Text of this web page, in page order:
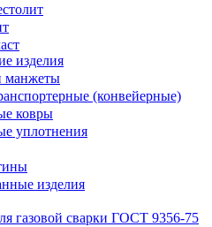
изделия
манжеты
(конвейерные)
ковры
уплотнения
изделия
газовой сварки ГОСТ 9356-75